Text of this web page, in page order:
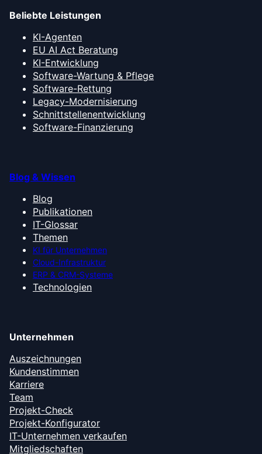
Beliebte Leistungen
KI-Agenten
EU AI Act Beratung
KI-Entwicklung
Software-Wartung & Pflege
Software-Rettung
Legacy-Modernisierung
Schnittstellenentwicklung
Software-Finanzierung
Blog & Wissen
Blog
Publikationen
IT-Glossar
Themen
KI für Unternehmen
Cloud-Infrastruktur
ERP & CRM-Systeme
Technologien
Unternehmen
Auszeichnungen
Kundenstimmen
Karriere
Team
Projekt-Check
Projekt-Konfigurator
IT-Unternehmen verkaufen
Mitgliedschaften